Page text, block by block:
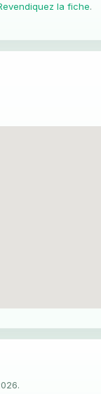
la fiche.